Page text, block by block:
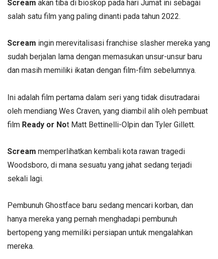
Scream akan tiba di bioskop pada hari Jumat ini sebagai
salah satu film yang paling dinanti pada tahun 2022.
Scream ingin merevitalisasi franchise slasher mereka yang
sudah berjalan lama dengan memasukan unsur-unsur baru
dan masih memiliki ikatan dengan film-film sebelumnya.
Ini adalah film pertama dalam seri yang tidak disutradarai
oleh mendiang Wes Craven, yang diambil alih oleh pembuat
film Ready or Not Matt Bettinelli-Olpin dan Tyler Gillett.
Scream memperlihatkan kembali kota rawan tragedi
Woodsboro, di mana sesuatu yang jahat sedang terjadi
sekali lagi.
Pembunuh Ghostface baru sedang mencari korban, dan
hanya mereka yang pernah menghadapi pembunuh
bertopeng yang memiliki persiapan untuk mengalahkan
mereka.